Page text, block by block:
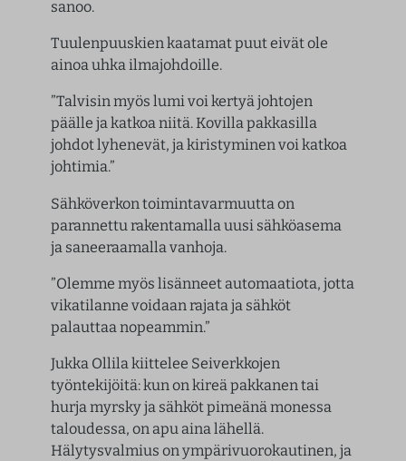
sanoo.
Tuulenpuuskien kaatamat puut eivät ole
ainoa uhka ilmajohdoille.
”Talvisin myös lumi voi kertyä johtojen
päälle ja katkoa niitä. Kovilla pakkasilla
johdot lyhenevät, ja kiristyminen voi katkoa
johtimia.”
Sähköverkon toimintavarmuutta on
parannettu rakentamalla uusi sähköasema
ja saneeraamalla vanhoja.
”Olemme myös lisänneet automaatiota, jotta
vikatilanne voidaan rajata ja sähköt
palauttaa nopeammin.”
Jukka Ollila kiittelee Seiverkkojen
työntekijöitä: kun on kireä pakkanen tai
hurja myrsky ja sähköt pimeänä monessa
taloudessa, on apu aina lähellä.
Hälytysvalmius on ympärivuorokautinen, ja